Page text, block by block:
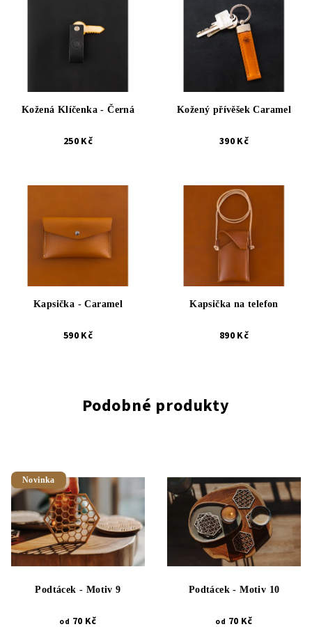
Kožená Klíčenka - Černá
250 Kč
Kožený přívěšek Caramel
390 Kč
Kapsička - Caramel
590 Kč
Kapsička na telefon
890 Kč
Podobné produkty
Novinka
Podtácek - Motiv 9
od 70 Kč
Podtácek - Motiv 10
od 70 Kč